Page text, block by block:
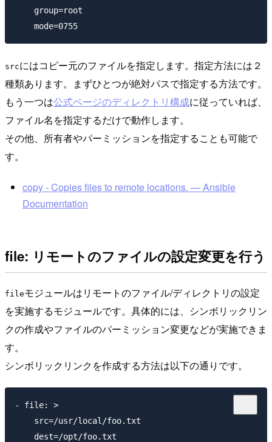
    group=root
srcにはコピー元のファイルを指定します。指定方法には２
種類あります。まずひとつが絶対パスで指定する方法です。
もう一つは公式ページのディレクトリ構成に従っていれば、
ファイル名を指定するだけで動作します。
その他、所有者やパーミッションを指定することも可能で
す。
copy - Copies files to remote locations. — Ansible
Documentation
file: リモートのファイルの設定変更を行う
fileモジュールはリモートのファイル/ディレクトリの設定
を実施するモジュールです。具体的には、シンボリックリン
クの作成やファイルのパーミッション変更などが実施できま
す。
シンボリックリンクを作成する方法は以下の通りです。
- file: >
    src=/usr/local/foo.txt
    dest=/opt/foo.txt